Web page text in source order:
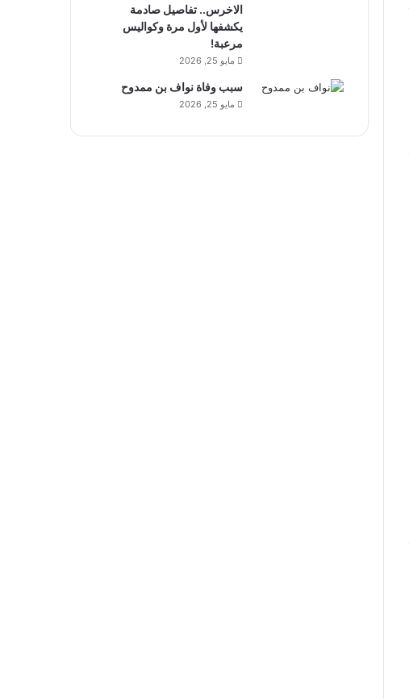
الاخرس.. تفاصيل صادمة
يكشفها لأول مرة وكواليس
مرعبة!
مايو 25, 2026
سبب وفاة نواف بن ممدوح
مايو 25, 2026